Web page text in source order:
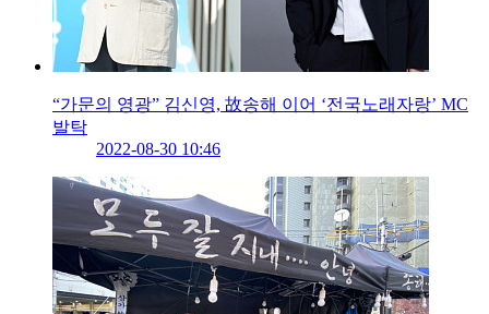
“가문의 영광” 김신영, 故송해 이어 ‘전국노래자랑’ MC
발탁
2022-08-30 10:46